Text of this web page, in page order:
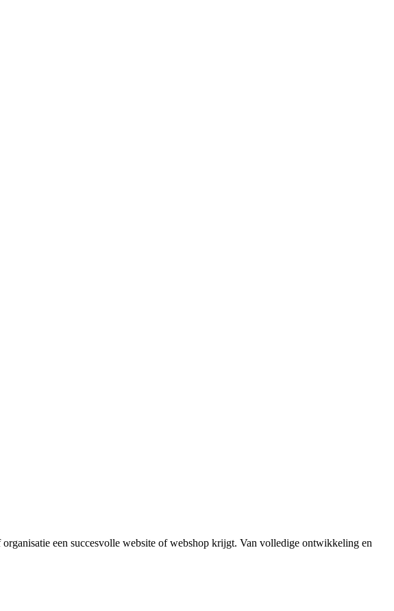
een succesvolle website of webshop krijgt. Van volledige ontwikkeling en